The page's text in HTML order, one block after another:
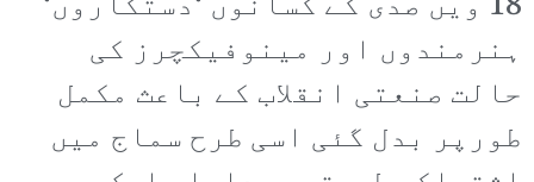
ہنرمندوں اور مینوفیکچرز کی
حالت صنعتی انقلاب کے باعث مکمل
طورپر بدل گئی اسی طرح سماج میں